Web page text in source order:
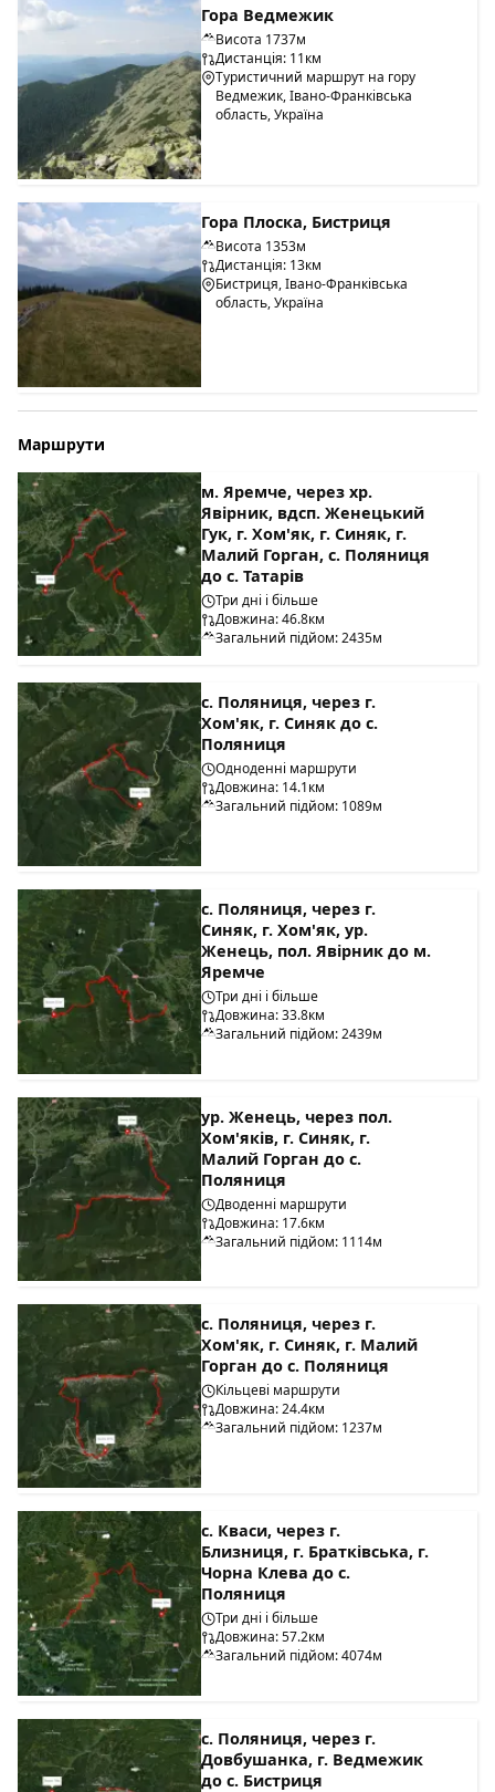
Гора Ведмежик
Висота 1737м
Дистанція: 11км
Туристичний маршрут на гору
Ведмежик, Івано-Франківська
область, Україна
Гора Плоска, Бистриця
Висота 1353м
Дистанція: 13км
Бистриця, Івано-Франківська
область, Україна
Маршрути
м. Яремче, через хр.
Явірник, вдсп. Женецький
Гук, г. Хом'як, г. Синяк, г.
Малий Горган, с. Поляниця
до с. Татарів
Три дні і більше
Довжина: 46.8км
Загальний підйом: 2435м
с. Поляниця, через г.
Хом'як, г. Синяк до с.
Поляниця
Одноденні маршрути
Довжина: 14.1км
Загальний підйом: 1089м
с. Поляниця, через г.
Синяк, г. Хом'як, ур.
Женець, пол. Явірник до м.
Яремче
Три дні і більше
Довжина: 33.8км
Загальний підйом: 2439м
ур. Женець, через пол.
Хом'яків, г. Синяк, г.
Малий Горган до с.
Поляниця
Дводенні маршрути
Довжина: 17.6км
Загальний підйом: 1114м
с. Поляниця, через г.
Хом'як, г. Синяк, г. Малий
Горган до с. Поляниця
Кільцеві маршрути
Довжина: 24.4км
Загальний підйом: 1237м
с. Кваси, через г.
Близниця, г. Братківська, г.
Чорна Клева до с.
Поляниця
Три дні і більше
Довжина: 57.2км
Загальний підйом: 4074м
с. Поляниця, через г.
Довбушанка, г. Ведмежик
до с. Бистриця